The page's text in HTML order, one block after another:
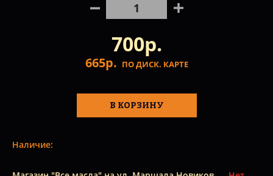
700р.
665р. ПО ДИСК. КАРТЕ
В КОРЗИНУ
Наличие: